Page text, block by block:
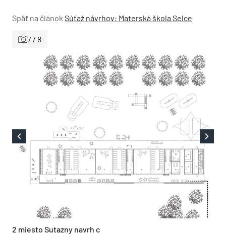
Späť na článok Súťaž návrhov: Materská škola Selce
7 / 8
2 miesto Sutazny navrh c